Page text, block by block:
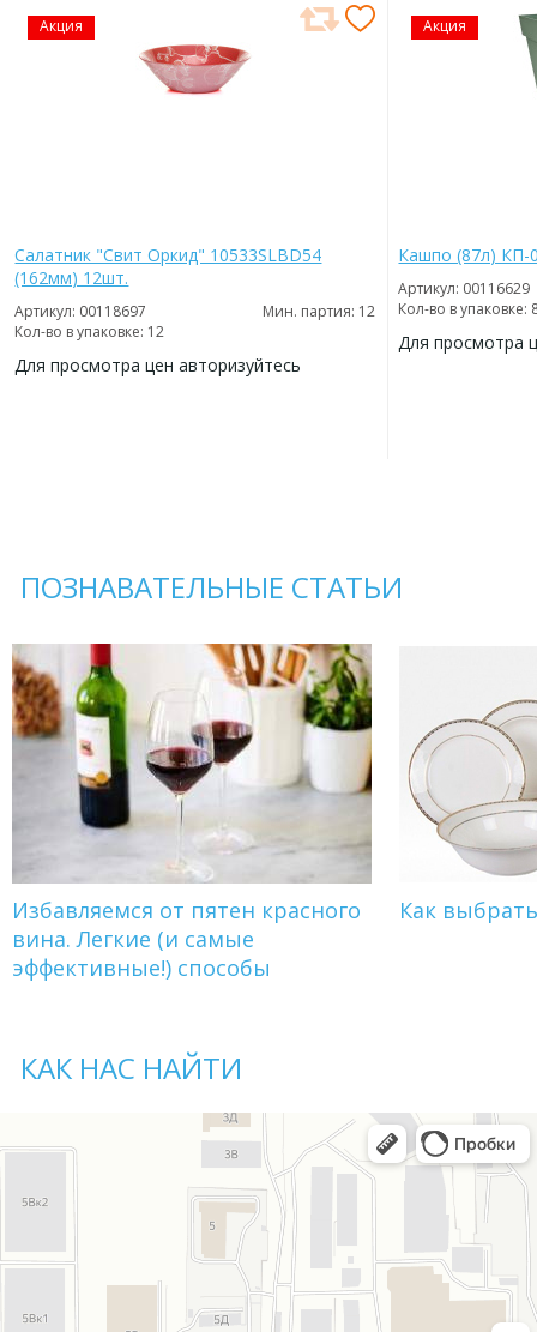
Акция
Салатник "Свит Оркид" 10533SLBD54
(162мм) 12шт.
Артикул: 00118697
Мин. партия: 12
Кол-во в упаковке: 12
Для просмотра цен авторизуйтесь
Акция
Кашпо (87л) КП-
Артикул: 00116629
Кол-во в упаковке:
Для просмотра
ПОЗНАВАТЕЛЬНЫЕ СТАТЬИ
Избавляемся от пятен красного
вина. Легкие (и самые
эффективные!) способы
Как
КАК НАС НАЙТИ